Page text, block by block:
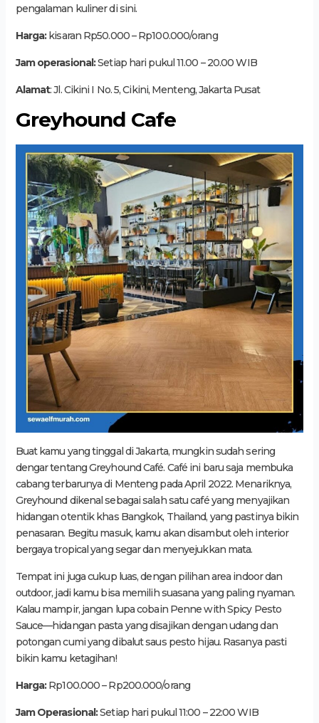
pengalaman kuliner di sini.
Harga: kisaran Rp50.000 – Rp100.000/orang
Jam operasional:Setiap hari pukul 11.00 – 20.00 WIB
Alamat: Jl. Cikini I No. 5, Cikini, Menteng, Jakarta Pusat
Greyhound Cafe
Buat kamu yang tinggal di Jakarta, mungkin sudah sering
dengar tentang Greyhound Café. Café ini baru saja membuka
cabang terbarunya di Menteng pada April 2022. Menariknya,
Greyhound dikenal sebagai salah satu café yang menyajikan
hidangan otentik khas Bangkok, Thailand, yang pastinya bikin
penasaran. Begitu masuk, kamu akan disambut oleh interior
bergaya tropical yang segar dan menyejukkan mata.
Tempat ini juga cukup luas, dengan pilihan area indoor dan
outdoor, jadi kamu bisa memilih suasana yang paling nyaman.
Kalau mampir, jangan lupa cobain Penne with Spicy Pesto
Sauce—hidangan pasta yang disajikan dengan udang dan
potongan cumi yang dibalut saus pesto hijau. Rasanya pasti
bikin kamu ketagihan!
Harga:Rp100.000 – Rp200.000/orang
Jam Operasional:Setiap hari pukul 11:00 – 22:00 WIB